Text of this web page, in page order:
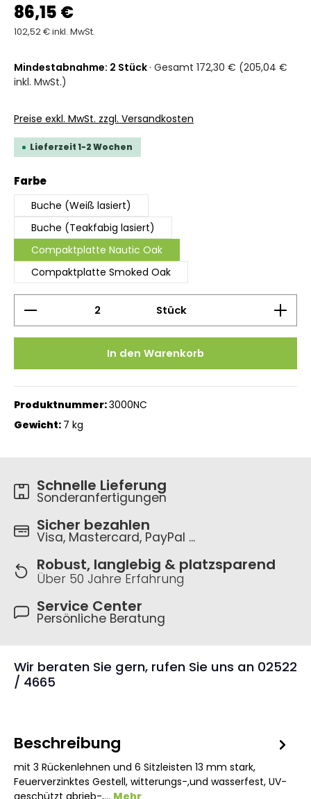
86,15 €
102,52 € inkl. MwSt.
Mindestabnahme: 2 Stück · Gesamt 172,30 € (205,04 €
inkl. MwSt.)
Preise exkl. MwSt. zzgl. Versandkosten
Lieferzeit 1-2 Wochen
Farbeauswählen
Buche (Weiß lasiert)
Buche (Teakfabig lasiert)
Compaktplatte Nautic Oak
Compaktplatte Smoked Oak
Produkt Anzahl: Gib den gewünschten Wert
Stück
In den Warenkorb
Produktnummer:3000NC
Gewicht: 7 kg
Schnelle Lieferung
Sonderanfertigungen
Sicher bezahlen
Visa, Mastercard, PayPal ...
Robust, langlebig & platzsparend
Über 50 Jahre Erfahrung
Service Center
Persönliche Beratung
Wir beraten Sie gern, rufen Sie uns an 02522
/ 4665
Beschreibung
mit 3 Rückenlehnen und 6 Sitzleisten 13 mm stark,
Feuerverzinktes Gestell, witterungs-,und wasserfest, UV-